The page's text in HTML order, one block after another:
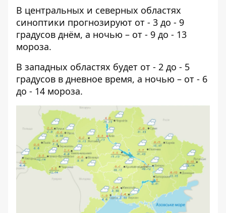
В центральных и северных областях
синоптики прогнозируют от - 3 до - 9
градусов днём, а ночью – от - 9 до - 13
мороза.
В западных областях будет от - 2 до - 5
градусов в дневное время, а ночью – от - 6
до - 14 мороза.